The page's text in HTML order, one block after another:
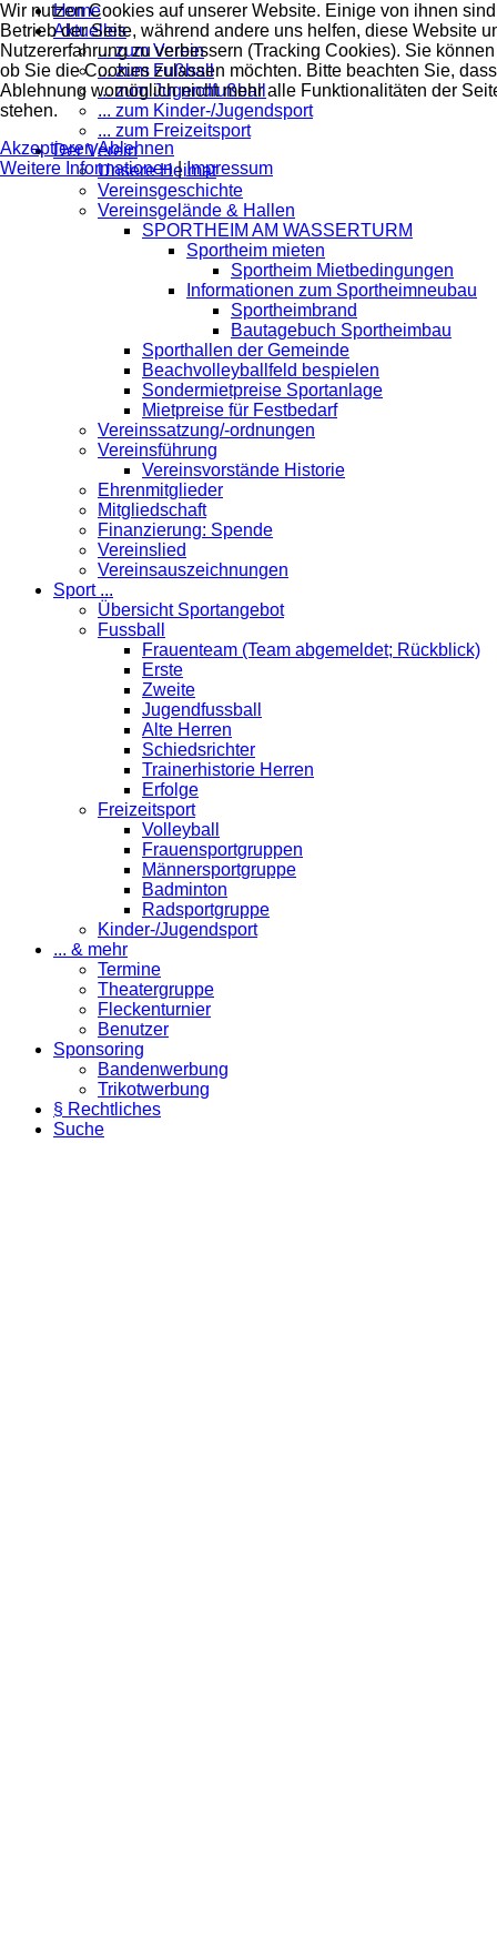
Home
Aktuelles
... zum Verein
... zum Fußball
... zum Jugendfußball
... zum Kinder-/Jugendsport
... zum Freizeitsport
Der Verein
Unsere Heimat
Vereinsgeschichte
Vereinsgelände & Hallen
SPORTHEIM AM WASSERTURM
Sportheim mieten
Sportheim Mietbedingungen
Informationen zum Sportheimneubau
Sportheimbrand
Bautagebuch Sportheimbau
Sporthallen der Gemeinde
Beachvolleyballfeld bespielen
Sondermietpreise Sportanlage
Mietpreise für Festbedarf
Vereinssatzung/-ordnungen
Vereinsführung
Vereinsvorstände Historie
Ehrenmitglieder
Mitgliedschaft
Finanzierung: Spende
Vereinslied
Vereinsauszeichnungen
Sport ...
Übersicht Sportangebot
Fussball
Frauenteam (Team abgemeldet; Rückblick)
Erste
Zweite
Jugendfussball
Alte Herren
Schiedsrichter
Trainerhistorie Herren
Erfolge
Freizeitsport
Volleyball
Frauensportgruppen
Männersportgruppe
Badminton
Radsportgruppe
Kinder-/Jugendsport
... & mehr
Termine
Theatergruppe
Fleckenturnier
Benutzer
Sponsoring
Bandenwerbung
Trikotwerbung
§ Rechtliches
Suche
Wir nutzen Cookies auf unserer Website. Einige von ihnen
Betrieb der Seite, während andere uns helfen, diese Website
Nutzererfahrung zu verbessern (Tracking Cookies). Sie
ob Sie die Cookies zulassen möchten. Bitte beachten Sie,
Ablehnung womöglich nicht mehr alle Funktionalitäten der
stehen.
AkzeptierenAblehnen
Weitere Informationen|Impressum